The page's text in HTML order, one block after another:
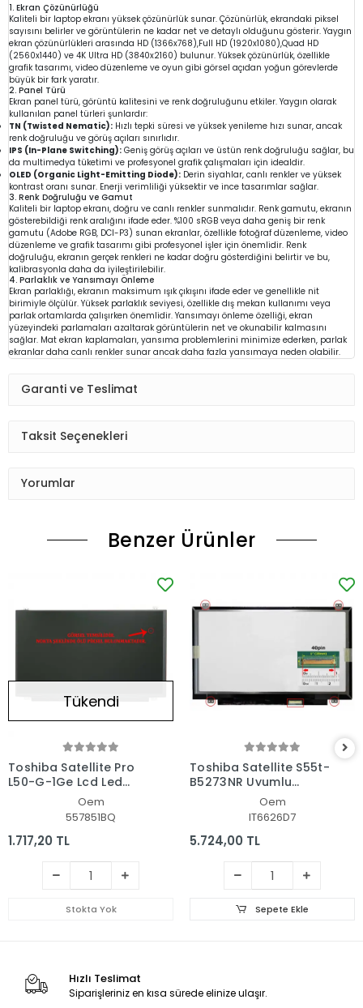
1. Ekran Çözünürlüğü
Kaliteli bir laptop ekranı yüksek çözünürlük sunar. Çözünürlük, ekrandaki piksel
sayısını belirler ve görüntülerin ne kadar net ve detaylı olduğunu gösterir. Yaygın
ekran çözünürlükleri arasında HD (1366x768),Full HD (1920x1080),Quad HD
(2560x1440) ve 4K Ultra HD (3840x2160) bulunur. Yüksek çözünürlük, özellikle
grafik tasarımı, video düzenleme ve oyun gibi görsel açıdan yoğun görevlerde
büyük bir fark yaratır.
2. Panel Türü
Ekran panel türü, görüntü kalitesini ve renk doğruluğunu etkiler. Yaygın olarak
kullanılan panel türleri şunlardır:
TN (Twisted Nematic): Hızlı tepki süresi ve yüksek yenileme hızı sunar, ancak
renk doğruluğu ve görüş açıları sınırlıdır.
IPS (In-Plane Switching): Geniş görüş açıları ve üstün renk doğruluğu sağlar, bu
da multimedya tüketimi ve profesyonel grafik çalışmaları için idealdir.
OLED (Organic Light-Emitting Diode): Derin siyahlar, canlı renkler ve yüksek
kontrast oranı sunar. Enerji verimliliği yüksektir ve ince tasarımlar sağlar.
3. Renk Doğruluğu ve Gamut
Kaliteli bir laptop ekranı, doğru ve canlı renkler sunmalıdır. Renk gamutu, ekranın
gösterebildiği renk aralığını ifade eder. %100 sRGB veya daha geniş bir renk
gamutu (Adobe RGB, DCI-P3) sunan ekranlar, özellikle fotoğraf düzenleme, video
düzenleme ve grafik tasarımı gibi profesyonel işler için önemlidir. Renk
doğruluğu, ekranın gerçek renkleri ne kadar doğru gösterdiğini belirtir ve bu,
kalibrasyonla daha da iyileştirilebilir.
4. Parlaklık ve Yansımayı Önleme
Ekran parlaklığı, ekranın maksimum ışık çıkışını ifade eder ve genellikle nit
birimiyle ölçülür. Yüksek parlaklık seviyesi, özellikle dış mekan kullanımı veya
parlak ortamlarda çalışırken önemlidir. Yansımayı önleme özelliği, ekran
yüzeyindeki parlamaları azaltarak görüntülerin net ve okunabilir kalmasını
sağlar. Mat ekran kaplamaları, yansıma problemlerini minimize ederken, parlak
ekranlar daha canlı renkler sunar ancak daha fazla yansımaya neden olabilir.
Garanti ve Teslimat
Taksit Seçenekleri
Yorumlar
Benzer Ürünler
Tükendi
Toshiba Satellite Pro
L50-G-1Ge Lcd Led
Ekran - PanelOem
557851BQ
1.717,20 TL
Stokta Yok
Toshiba Satellite S55t-
B5273NR Uyumlu
Notebook Led Ekran
Oem
IT6626D7
5.724,00 TL
Sepete Ekle
Hızlı Teslimat
Siparişleriniz en kısa sürede elinize ulaşır.